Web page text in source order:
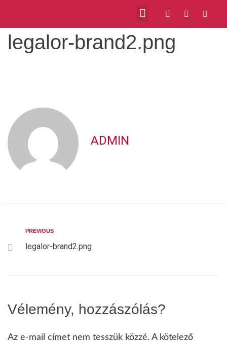
legalor-brand2.png
ADMIN
PREVIOUS
legalor-brand2.png
Vélemény, hozzászólás?
Az e-mail címet nem tesszük közzé. A kötelező